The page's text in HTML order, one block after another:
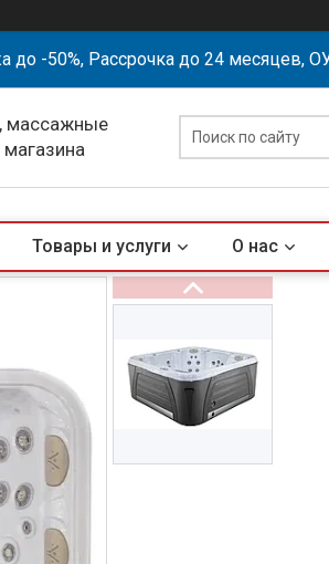
до -50%, Рассрочка до 24 месяцев,
массажные
магазина
Товары и услуги О нас